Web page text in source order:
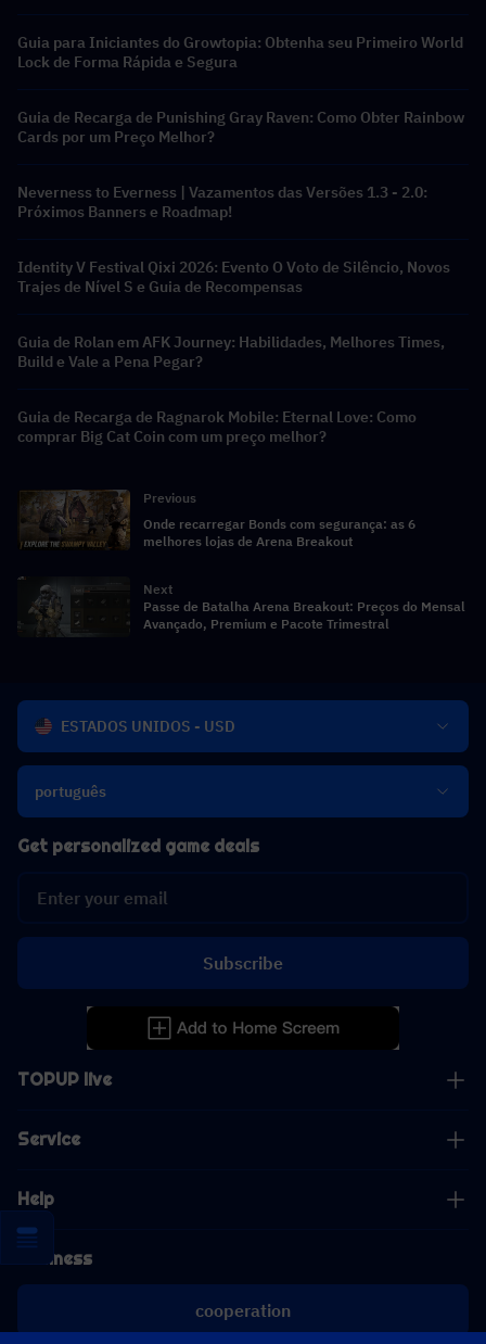
Guia para Iniciantes do Growtopia: Obtenha seu Primeiro World
Lock de Forma Rápida e Segura
Guia de Recarga de Punishing Gray Raven: Como Obter Rainbow
Cards por um Preço Melhor?
Neverness to Everness | Vazamentos das Versões 1.3 - 2.0:
Próximos Banners e Roadmap!
Identity V Festival Qixi 2026: Evento O Voto de Silêncio, Novos
Trajes de Nível S e Guia de Recompensas
Guia de Rolan em AFK Journey: Habilidades, Melhores Times,
Build e Vale a Pena Pegar?
Guia de Recarga de Ragnarok Mobile: Eternal Love: Como
comprar Big Cat Coin com um preço melhor?
Previous
Onde recarregar Bonds com segurança: as 6
melhores lojas de Arena Breakout
Next
Passe de Batalha Arena Breakout: Preços do Mensal
Avançado, Premium e Pacote Trimestral
ESTADOS UNIDOS - USD
português
TOPUP live
Service
Help
Business
cooperation
Get personalized game deals
Subscribe